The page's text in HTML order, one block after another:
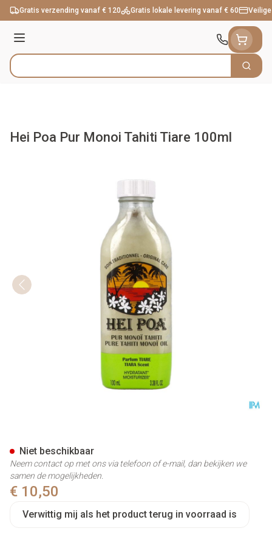
Ga naar de inhoud
Gratis verzending vanaf € 120 Gratis lokale levering vanaf € 60
Menu
Product, merk, categorie... Zoek
Hei Poa Pur Monoi Tahiti Tiare 100ml
€ 10,50
Verwittig mij als het product terug in voorraad is
Niet beschikbaar
Neem contact op met ons via telefoon of e-mail, dan bekijken we
samen de mogelijkheden.